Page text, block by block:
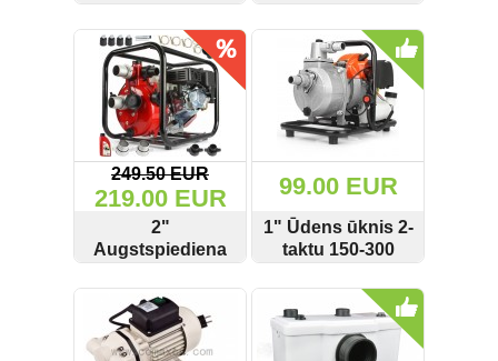
30L/min 60m
SKATĪT PIRKT
siksnas piedziņu
Marpol M79922
SKATĪT PIRKT
249.50 EUR
219.00 EUR
2"
Augstspiediena
600L/min 7bāri
Mar-Pol M30005
SKATĪT PIRKT
99.00 EUR
1" Ūdens ūknis 2-
taktu 150-300
M799204
SKATĪT PIRKT
Velosipēdu piederumi (7)
Vinčas un telferi (83)
Zāģu ķēdes un sliedes (36)
Apģērbs, Aizsarglīdzekļi (28)
Atpūta, hobiji (6)
Neo tools (19)
Palīgmateriālu komplekti (2)